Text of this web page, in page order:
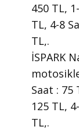
450 TL,
TL, 4-8
TL,.
İSPARK
Saat : 75
125 TL,
TL,.